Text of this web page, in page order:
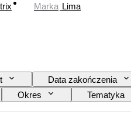
Marka Lima
Data zakończenia
Okres Tematyka
Era Oryginał/ replika